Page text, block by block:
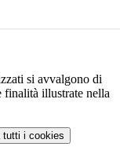
si avvalgono di
finalità illustrate nella
tutti i cookies